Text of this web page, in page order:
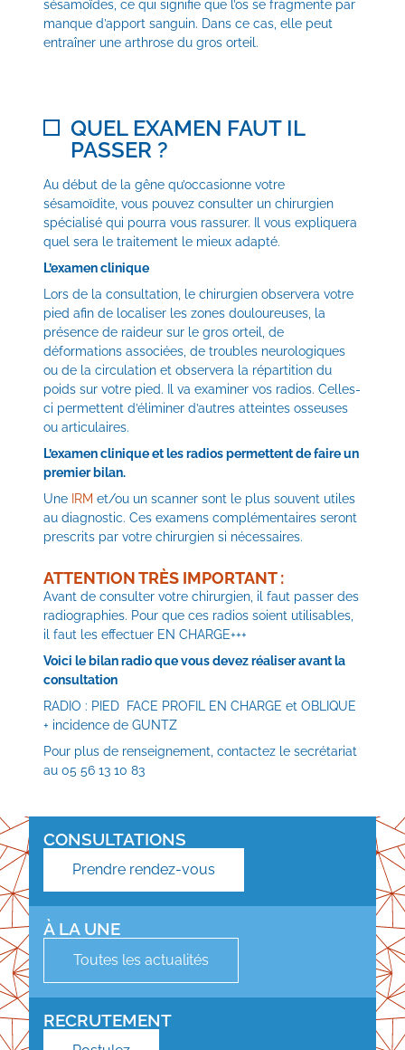
sésamoïdes, ce qui signifie que l’os se fragmente par
manque d’apport sanguin. Dans ce cas, elle peut
entraîner une arthrose du gros orteil.
QUEL EXAMEN FAUT IL
PASSER ?
Au début de la gêne qu’occasionne votre
sésamoïdite, vous pouvez consulter un chirurgien
spécialisé qui pourra vous rassurer. Il vous expliquera
quel sera le traitement le mieux adapté.
L’examen clinique
Lors de la consultation, le chirurgien observera votre
pied afin de localiser les zones douloureuses, la
présence de raideur sur le gros orteil, de
déformations associées, de troubles neurologiques
ou de la circulation et observera la répartition du
poids sur votre pied. Il va examiner vos radios. Celles-
ci permettent d’éliminer d’autres atteintes osseuses
ou articulaires.
L’examen clinique et les radios permettent de faire un
premier bilan.
Une IRM et/ou un scanner sont le plus souvent utiles
au diagnostic. Ces examens complémentaires seront
prescrits par votre chirurgien si nécessaires.
ATTENTION TRÈS IMPORTANT :
Avant de consulter votre chirurgien, il faut passer des
radiographies. Pour que ces radios soient utilisables,
il faut les effectuer EN CHARGE+++
Voici le bilan radio que vous devez réaliser avant la
consultation
RADIO : PIED FACE PROFIL EN CHARGE et OBLIQUE
+ incidence de GUNTZ
Pour plus de renseignement, contactez le secrétariat
au 05 56 13 10 83
CONSULTATIONS
Prendre rendez-vous
À LA UNE
Toutes les actualités
RECRUTEMENT